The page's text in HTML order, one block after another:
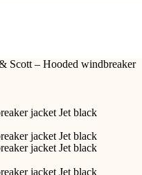
Scott – Hooded windbreaker